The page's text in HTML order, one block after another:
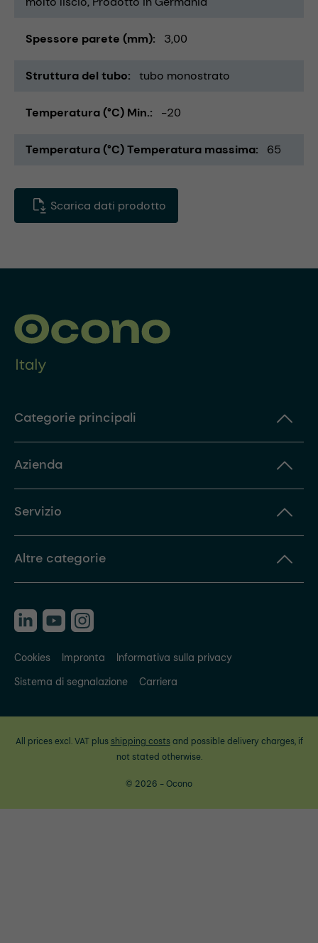
Spessore parete (mm) 3,00
Struttura del tubo tubo monostrato
Temperatura (°C) Min. -20
Temperatura (°C) Temperatura massima 65
Scarica dati prodotto
Categorie principali
Azienda
Servizio
Altre categorie
Cookies Impronta
Informativa sulla privacy
Sistema di segnalazione
Carriera
All prices excl. VAT plus shipping costsand possible delivery charges, if
not stated otherwise.
© 2026 - Ocono